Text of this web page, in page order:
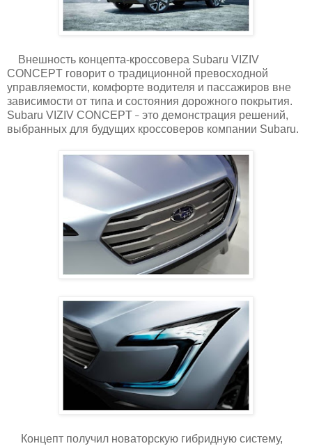
Внешность концепта-кроссовера Subaru VIZIV
CONCEPT говорит о традиционной превосходной
управляемости, комфорте водителя и пассажиров вне
зависимости от типа и состояния дорожного покрытия.
Subaru VIZIV CONCEPT ̶ это демонстрация решений,
выбранных для будущих кроссоверов компании Subaru.
Концепт получил новаторскую гибридную систему,